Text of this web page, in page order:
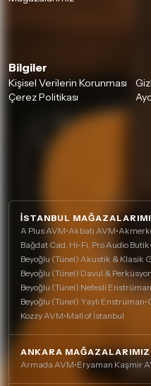
Bilgiler
Kişisel Verilerin Korunması
Çerez Politikası
İSTANBUL
A Plus AVM•Akbatı AVM•
Bağdat Cad. Hi-Fi, Pro Audio Butik•
Beyoğlu (Tünel) Akustik & Klasik
Beyoğlu (Tünel) Davul & Perküsyon
Beyoğlu (Tünel) Nefesli Enstrüman
Beyoğlu (Tünel) Yaylı Enstrüman•
Kozzy AVM•Mall of İstanbul
ANKARA MAĞAZALARIMIZ
Armada AVM•Eryaman Kaşmir